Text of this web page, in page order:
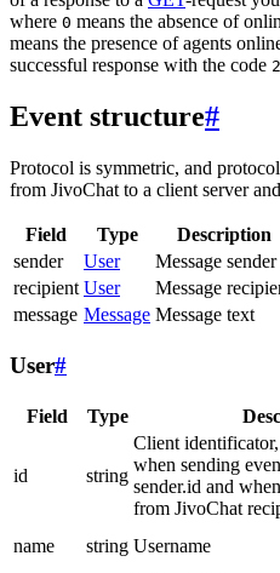
where 0 means the absence of
means the presence of agents
successful response with the code
Event structure#
Protocol is symmetric, and
from JivoChat to a client server
Field Type
Description
sender
User
Message sender
recipient User
Message
message Message Message text
User#
Field Type
id string
Client
when sending
sender.id and
from JivoChat
name string Username